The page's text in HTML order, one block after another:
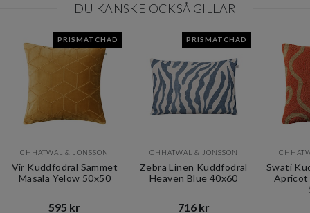
DU KANSKE OCKSÅ GILLAR
PRISMATCHAD
CHHATWAL & JONSSON
Vir Kuddfodral Sammet
Masala Yelow 50x50
595 kr​​
PRISMATCHAD
CHHATWAL & JONSSON
Zebra Linen Kuddfodral
Heaven Blue 40x60
716 kr​​
Swati
Apricot